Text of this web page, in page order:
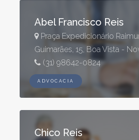
ADVOCACIA
Abel Francisco Reis
Praça Expedicionário
Guimarães, 15, Boa Vista -
(31) 98642-0824
Chico Reis